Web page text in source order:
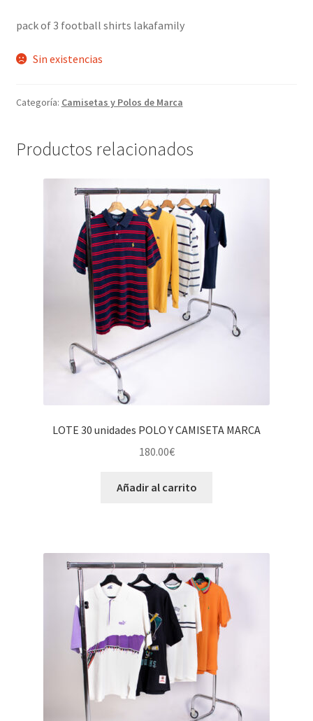
pack of 3 football shirts lakafamily
Sin existencias
Categoría: Camisetas y Polos de Marca
Productos relacionados
LOTE 30 unidades POLO Y CAMISETA MARCA
180.00€
Añadir al carrito